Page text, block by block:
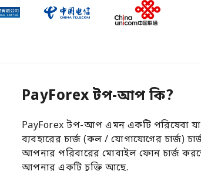
PayForex টপ-আপ কি?
PayForex টপ-আপ এমন একটি পরিষেবা
ব্যবহারের চার্জ (কল / যোগাযোগের চার্জ)
আপনার পরিবারের মোবাইল ফোন চার্জ
আপনার একটি চুক্তি আছে.